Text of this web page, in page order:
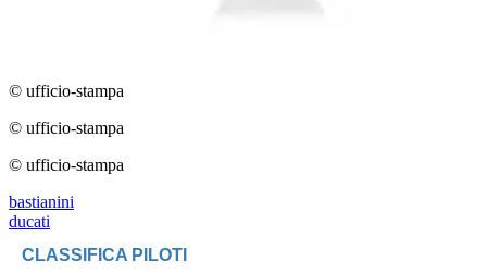
© ufficio-stampa
© ufficio-stampa
© ufficio-stampa
bastianini
ducati